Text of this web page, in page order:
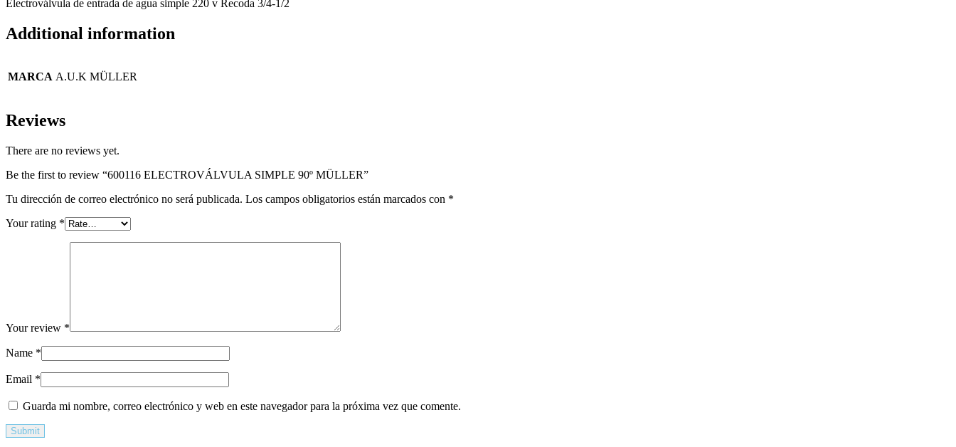
Electroválvula de entrada de agua simple 220 v Recoda 3/4-1/2
Additional information
MARCA A.U.K MÜLLER
Reviews
There are no reviews yet.
Be the first to review “600116 ELECTROVÁLVULA SIMPLE 90º MÜLLER”
Tu dirección de correo electrónico no será publicada. Los campos obligatorios están marcados con *
Your rating *
Your review *
Name *
Email *
Guarda mi nombre, correo electrónico y web en este navegador para la próxima vez que comente.